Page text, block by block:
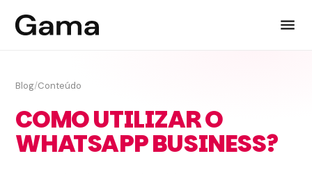
Blog/Conteúdo
COMO UTILIZAR O
WHATSAPP BUSINESS?